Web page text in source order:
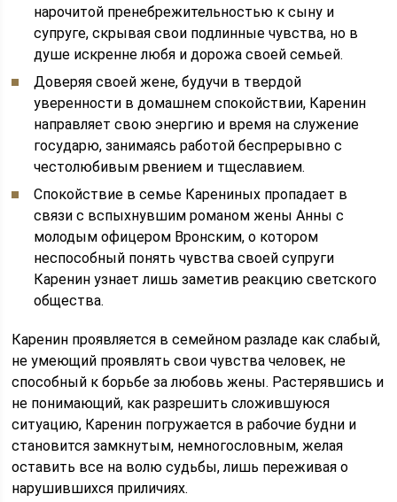
нарочитой пренебрежительностью к сыну и
супруге, скрывая свои подлинные чувства, но в
душе искренне любя и дорожа своей семьей.
Доверяя своей жене, будучи в твердой
уверенности в домашнем спокойствии, Каренин
направляет свою энергию и время на служение
государю, занимаясь работой беспрерывно с
честолюбивым рвением и тщеславием.
Спокойствие в семье Карениных пропадает в
связи с вспыхнувшим романом жены Анны с
молодым офицером Вронским, о котором
неспособный понять чувства своей супруги
Каренин узнает лишь заметив реакцию светского
общества.
Каренин проявляется в семейном разладе как слабый,
не умеющий проявлять свои чувства человек, не
способный к борьбе за любовь жены. Растерявшись и
не понимающий, как разрешить сложившуюся
ситуацию, Каренин погружается в рабочие будни и
становится замкнутым, немногословным, желая
оставить все на волю судьбы, лишь переживая о
нарушившихся приличиях.